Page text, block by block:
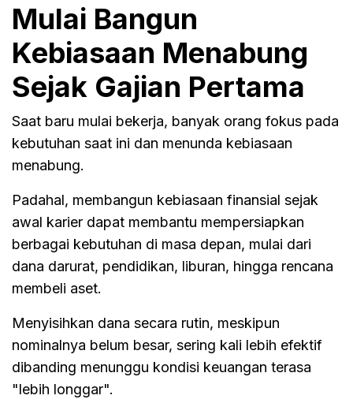
Mulai Bangun
Kebiasaan Menabung
Sejak Gajian Pertama
Saat baru mulai bekerja, banyak orang fokus pada
kebutuhan saat ini dan menunda kebiasaan
menabung.
Padahal, membangun kebiasaan finansial sejak
awal karier dapat membantu mempersiapkan
berbagai kebutuhan di masa depan, mulai dari
dana darurat, pendidikan, liburan, hingga rencana
membeli aset.
Menyisihkan dana secara rutin, meskipun
nominalnya belum besar, sering kali lebih efektif
dibanding menunggu kondisi keuangan terasa
"lebih longgar".